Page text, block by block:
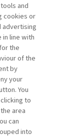
and
cookies or
advertising
line with
the
of the
by
your
You
to
area
can
into